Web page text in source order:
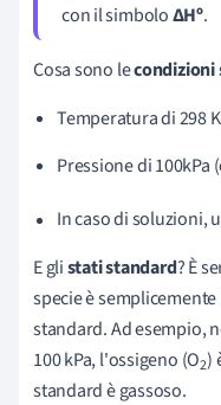
con il simbolo∆Hº.
Cosa sono lecondizioni
Temperatura di 298 K
Pressione di 100kPa
In caso di soluzioni,
E glistati standard? È
specie è
standard. Ad esempio,
100 kPa, l'ossigeno (O2)
standard è gassoso.